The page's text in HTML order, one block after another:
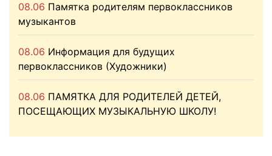
08.06 Памятка родителям первоклассников
музыкантов
08.06 Информация для будущих
первоклассников (Художники)
08.06 ПАМЯТКА ДЛЯ РОДИТЕЛЕЙ ДЕТЕЙ,
ПОСЕЩАЮЩИХ МУЗЫКАЛЬНУЮ ШКОЛУ!